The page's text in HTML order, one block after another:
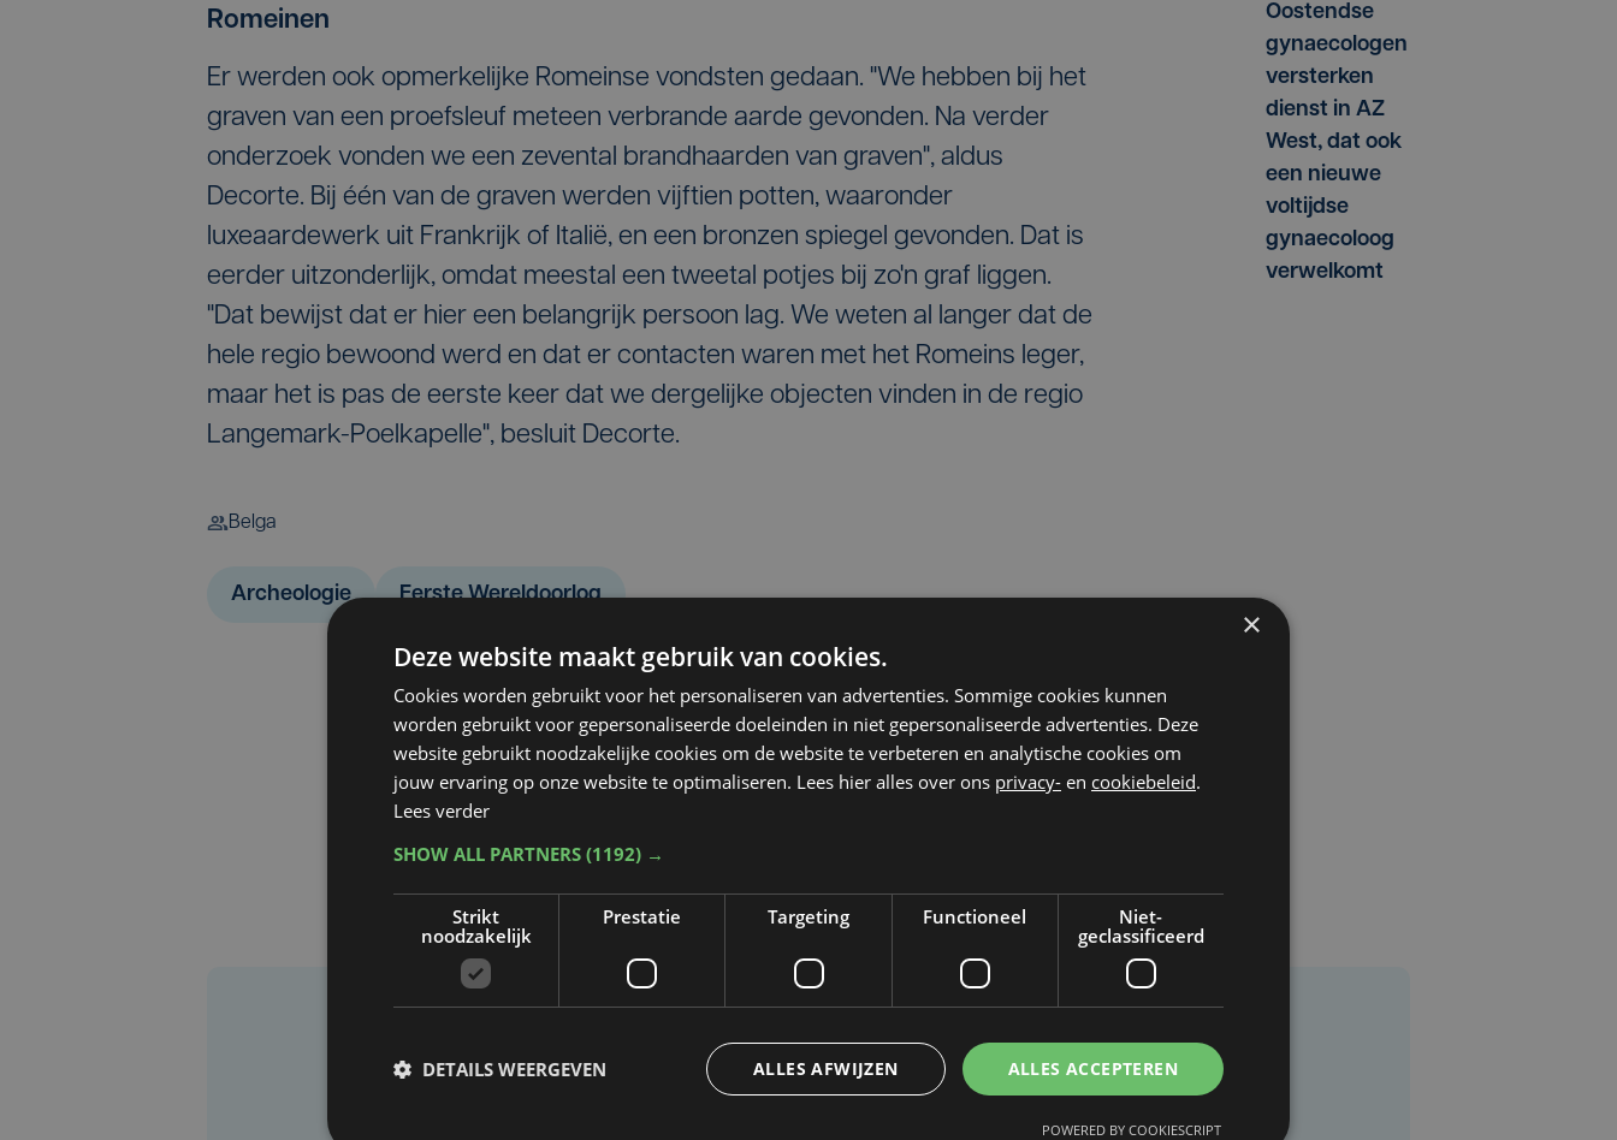
Romeinen
Er werden ook opmerkelijke Romeinse vondsten gedaan. "We hebben bij het
graven van een proefsleuf meteen verbrande aarde gevonden. Na verder
onderzoek vonden we een zevental brandhaarden van graven", aldus
Decorte. Bij één van de graven werden vijftien potten, waaronder
luxeaardewerk uit Frankrijk of Italië, en een bronzen spiegel gevonden. Dat is
eerder uitzonderlijk, omdat meestal een tweetal potjes bij zo'n graf liggen.
"Dat bewijst dat er hier een belangrijk persoon lag. We weten al langer dat de
hele regio bewoond werd en dat er contacten waren met het Romeins leger,
maar het is pas de eerste keer dat we dergelijke objecten vinden in de regio
Langemark-Poelkapelle", besluit Decorte.
Belga
Archeologie Eerste Wereldoorlog
Oostendse
gynaecologen
versterken
dienst in AZ
West, dat ook
een nieuwe
voltijdse
gynaecoloog
verwelkomt
Taalfout opgemerkt?
Heb je een taal- of schrijffout opgemerkt in dit artikel?
×
Deze website maakt gebruik van cookies.
Cookies worden gebruikt voor het personaliseren van advertenties. Sommige cookies kunnen
worden gebruikt voor gepersonaliseerde doeleinden in niet gepersonaliseerde advertenties. Deze
website gebruikt noodzakelijke cookies om de website te verbeteren en analytische cookies om
jouw ervaring op onze website te optimaliseren. Lees hier alles over ons privacy- en cookiebeleid.
Lees verder
SHOW ALL PARTNERS (1192) →
Strikt
noodzakelijk
Prestatie Targeting Functioneel
Niet-
geclassificeerd
ALLES ACCEPTEREN
ALLES AFWIJZEN
DETAILS WEERGEVEN
POWERED BY COOKIESCRIPT